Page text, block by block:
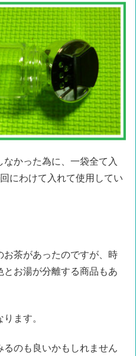
かった為に、一袋全て入
にわけて入れて使用してい
茶があったのですが、時
とお湯が分離する商品もあ
ます。
のも良いかもしれません